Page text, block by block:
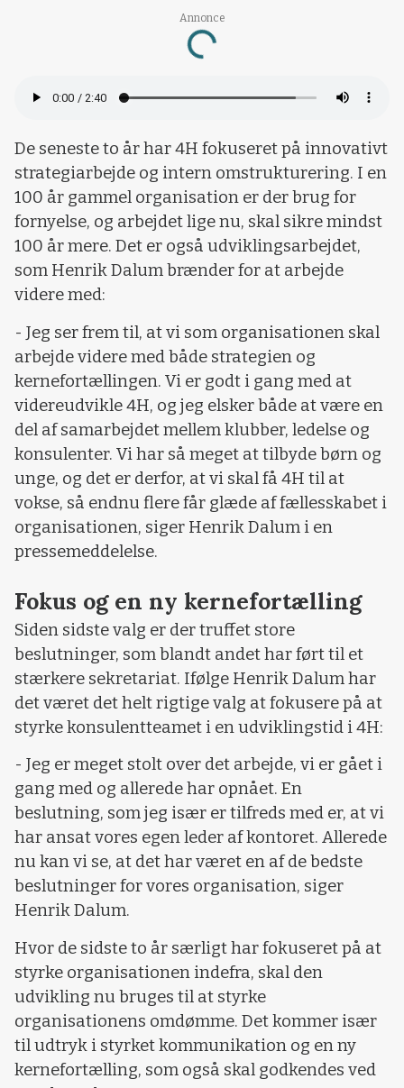
Annonce
Loading...
De seneste to år har 4H fokuseret på innovativt
strategiarbejde og intern omstrukturering. I en
100 år gammel organisation er der brug for
fornyelse, og arbejdet lige nu, skal sikre mindst
100 år mere. Det er også udviklingsarbejdet,
som Henrik Dalum brænder for at arbejde
videre med:
- Jeg ser frem til, at vi som organisationen skal
arbejde videre med både strategien og
kernefortællingen. Vi er godt i gang med at
videreudvikle 4H, og jeg elsker både at være en
del af samarbejdet mellem klubber, ledelse og
konsulenter. Vi har så meget at tilbyde børn og
unge, og det er derfor, at vi skal få 4H til at
vokse, så endnu flere får glæde af fællesskabet i
organisationen, siger Henrik Dalum i en
pressemeddelelse.
Fokus og en ny kernefortælling
Siden sidste valg er der truffet store
beslutninger, som blandt andet har ført til et
stærkere sekretariat. Ifølge Henrik Dalum har
det været det helt rigtige valg at fokusere på at
styrke konsulentteamet i en udviklingstid i 4H:
- Jeg er meget stolt over det arbejde, vi er gået i
gang med og allerede har opnået. En
beslutning, som jeg især er tilfreds med er, at vi
har ansat vores egen leder af kontoret. Allerede
nu kan vi se, at det har været en af de bedste
beslutninger for vores organisation, siger
Henrik Dalum.
Hvor de sidste to år særligt har fokuseret på at
styrke organisationen indefra, skal den
udvikling nu bruges til at styrke
organisationens omdømme. Det kommer især
til udtryk i styrket kommunikation og en ny
kernefortælling, som også skal godkendes ved